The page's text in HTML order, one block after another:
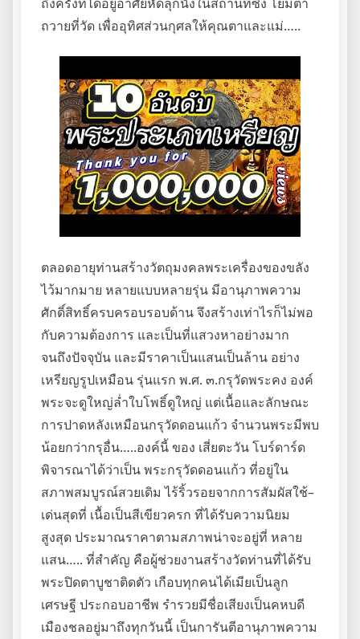
ถวายที่วัด เพื่ออุทิศส่วนกุศลให้คุณตาและแม่…..
ตลอดอายุท่านสร้างวัตถุมงคลพระเครื่องของขลัง
ไว้มากมาย หลายแบบหลายรุ่น มีอานุภาพความ
ศักดิ์สิทธิ์ครบครอบรอบด้าน จึงสร้างเท่าไรก็ไม่พอ
กับความต้องการ และเป็นที่แสวงหาอย่างมาก
จนถึงปัจจุบัน และมีราคาเป็นแสนเป็นล้าน อย่าง
เหรียญรูปเหมือน รุ่นแรก พ.ศ. ๓.กรุวัดพระคง องค์
พระจะดูใหญ่ล่ำใบโพธิ์ดูใหญ่ แต่เนื้อและลักษณะ
การปาดหลังเหมือนกรุวัดดอนแก้ว จำนวนพระมีพบ
น้อยกว่ากรุอื่น…..องค์นี้ ของ เสี่ยตะวัน โบร์ดาร์ด
พิจารณาได้ว่าเป็น พระกรุวัดดอนแก้ว ที่อยู่ใน
สภาพสมบูรณ์สวยเดิม ไร้ริ้วรอยจากการสัมผัสใช้–
เด่นสุดที่ เนื้อเป็นสีเขียวครก ที่ได้รับความนิยม
สูงสุด ประมาณราคาตามสภาพน่าจะอยู่ที่ หลาย
แสน….. ที่สำคัญ คือผู้ช่วยงานสร้างวัดท่านที่ได้รับ
พระปิดตาบูชาติดตัว เกือบทุกคนได้เมียเป็นลูก
เศรษฐี ประกอบอาชีพ รำรวยมีชื่อเสียงเป็นคหบดี
เมืองชลอยู่มาถึงทุกวันนี้ เป็นการันตีอานุภาพความ